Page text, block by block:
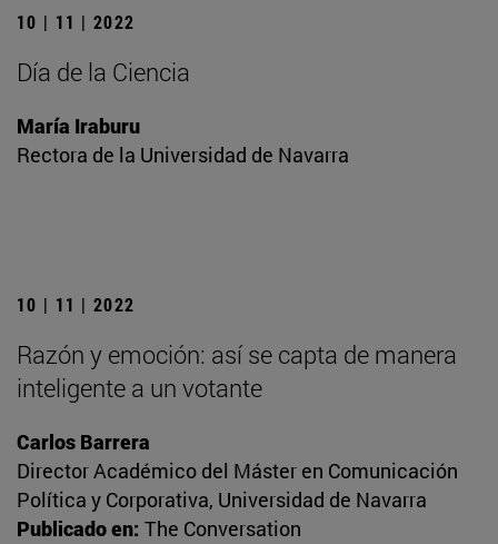
10 | 11 | 2022
Día de la Ciencia
María Iraburu
Rectora de la Universidad de Navarra
10 | 11 | 2022
Razón y emoción: así se capta de manera
inteligente a un votante
Carlos Barrera
Director Académico del Máster en Comunicación
Política y Corporativa, Universidad de Navarra
Publicado en: The Conversation